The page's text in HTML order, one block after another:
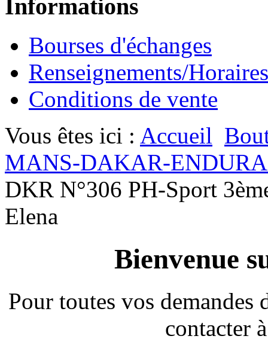
Informations
Bourses d'échanges
Renseignements/Horaires
Conditions de vente
Vous êtes ici : Accueil
MANS-DAKAR-
DKR N°306 PH-Sport
Elena
Bienvenue
Pour toutes vos
contacter